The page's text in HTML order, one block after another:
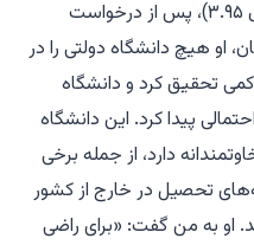
سیزده دوره پیشرفته (AP) و معدل ۳.۹۵)، پس از درخواست
او هیچ دانشگاه دولتی را در
تحقیق کرد و دانشگاه
پیدا کرد. این دانشگاه
دارد، از جمله برخی
تحصیل در خارج از کشور
او به من گفت: «برای راضی